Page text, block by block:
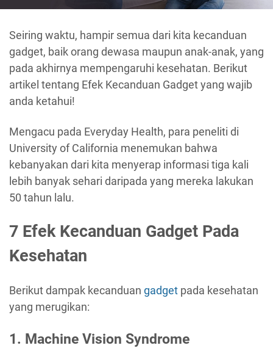
Seiring waktu, hampir semua dari kita kecanduan
gadget, baik orang dewasa maupun anak-anak, yang
pada akhirnya mempengaruhi kesehatan. Berikut
artikel tentang Efek Kecanduan Gadget yang wajib
anda ketahui!
Mengacu pada Everyday Health, para peneliti di
University of California menemukan bahwa
kebanyakan dari kita menyerap informasi tiga kali
lebih banyak sehari daripada yang mereka lakukan
50 tahun lalu.
7 Efek Kecanduan Gadget Pada
Kesehatan
Berikut dampak kecanduan gadget pada kesehatan
yang merugikan:
1. Machine Vision Syndrome